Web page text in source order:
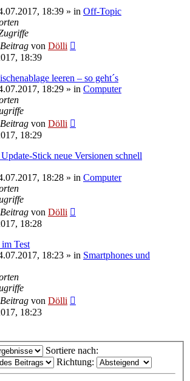
18:39 » in Off-Topic
von Dölli
18:39
leeren – so geht´s
18:29 » in Computer
von Dölli
18:29
Stick neue Versionen schnell
18:28 » in Computer
von Dölli
18:28
Test
18:23 » in Smartphones und
von Dölli
18:23
Sortiere nach:
Richtung: